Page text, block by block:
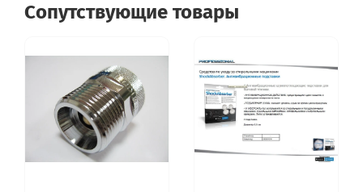
Сопутствующие товары